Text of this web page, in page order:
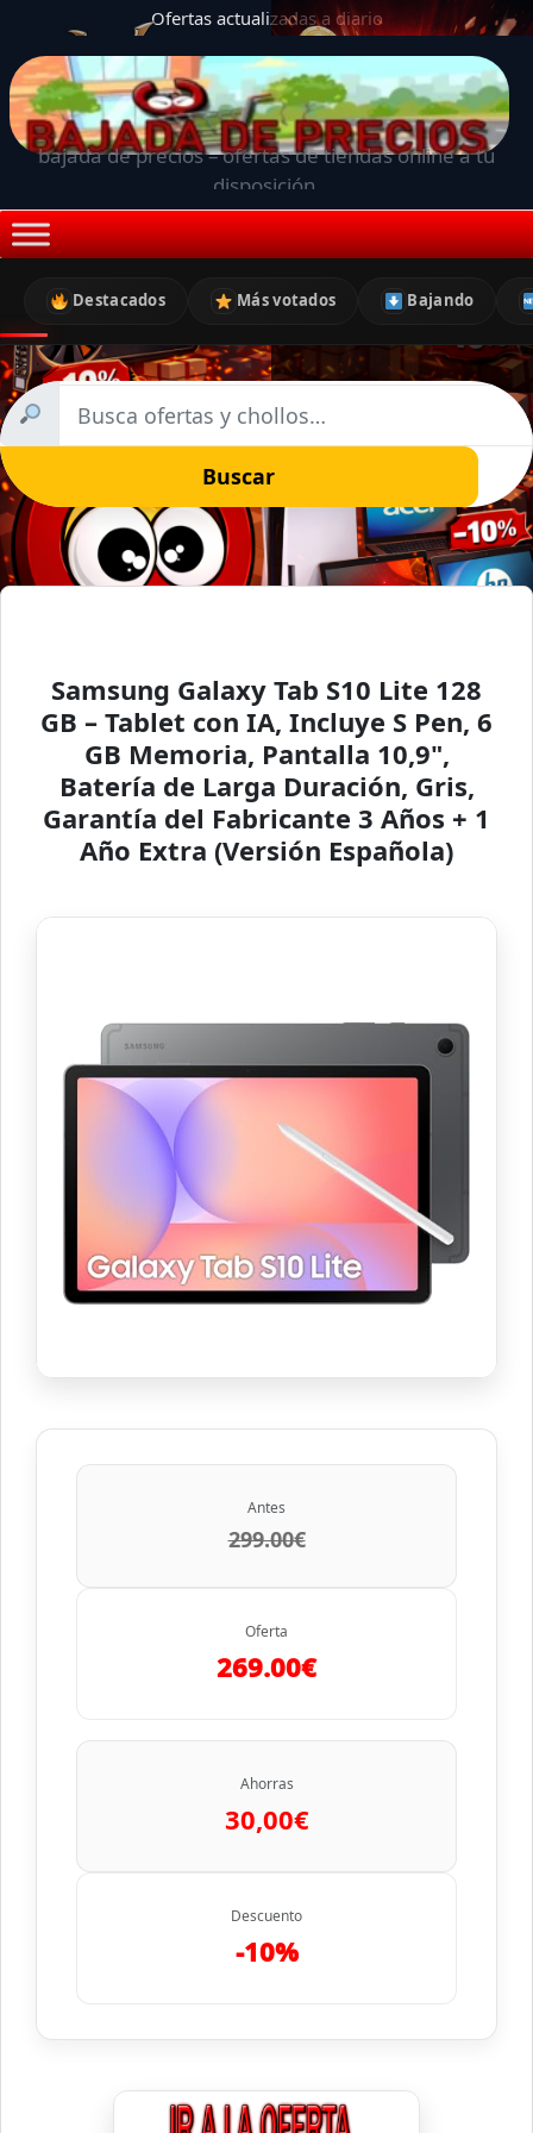
Ofertas actualizadas a diario
bajada de precios – ofertas de tiendas online a tu
disposición.
Destacados Más votados Bajando
Buscar
Samsung Galaxy Tab S10 Lite 128
GB – Tablet con IA, Incluye S Pen, 6
GB Memoria, Pantalla 10,9",
Batería de Larga Duración, Gris,
Garantía del Fabricante 3 Años + 1
Año Extra (Versión Española)
Antes
299.00€
Oferta
269.00€
Ahorras
30,00€
Descuento
-10%